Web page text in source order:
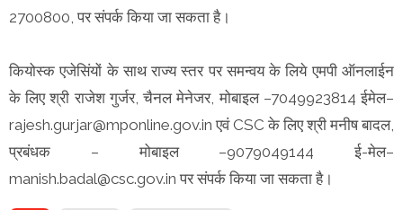
2700800, पर संपर्क किया जा सकता है।
कियोस्क एजेसिंयों के साथ राज्य स्तर पर समन्वय के लिये एमपी ऑनलाईन
के लिए श्री राजेश गुर्जर, चैनल मेनेजर, मोबाइल –7049923814 ईमेल–
rajesh.gurjar@mponline.gov.in एवं CSC के लिए श्री मनीष बादल,
प्रबंधक – मोबाइल –9079049144 ई-मेल–
manish.badal@csc.gov.in पर संपर्क किया जा सकता है।